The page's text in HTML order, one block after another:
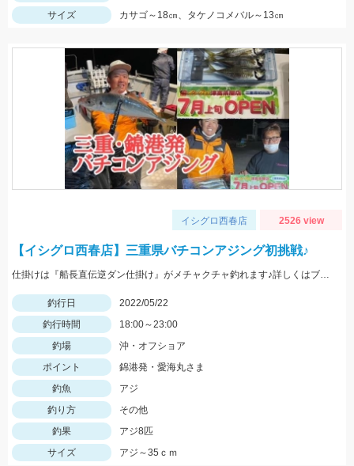
サイズ
カサゴ～18㎝、タケノコメバル～13㎝
イシグロ西春店 2526 view
【イシグロ西春店】三重県バチコンアジング初挑戦♪
仕掛けは『船長直伝逆ダン仕掛け』がメチャクチャ釣れます♪詳しくはブログをご覧ください‼
釣行日
2022/05/22
釣行時間
18:00～23:00
釣場
沖・オフショア
ポイント
錦港発・愛海丸さま
釣魚
アジ
釣り方
その他
釣果
アジ8匹
サイズ
アジ～35ｃｍ